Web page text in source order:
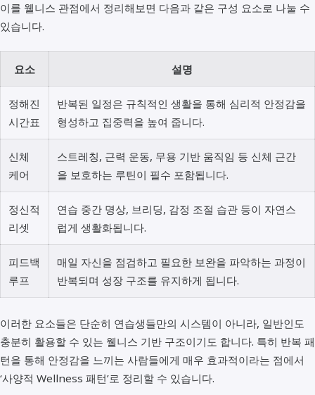
이를 웰니스 관점에서 정리해보면 다음과 같은 구성 요소로 나눌 수
있습니다.
요소 설명
정해진
시간표
반복된 일정은 규칙적인 생활을 통해 심리적 안정감을
형성하고 집중력을 높여 줍니다.
신체
케어
스트레칭, 근력 운동, 무용 기반 움직임 등 신체 근간
을 보호하는 루틴이 필수 포함됩니다.
정신적
리셋
연습 중간 명상, 브리딩, 감정 조절 습관 등이 자연스
럽게 생활화됩니다.
피드백
루프
매일 자신을 점검하고 필요한 보완을 파악하는 과정이
반복되며 성장 구조를 유지하게 됩니다.
이러한 요소들은 단순히 연습생들만의 시스템이 아니라, 일반인도
충분히 활용할 수 있는 웰니스 기반 구조이기도 합니다. 특히 반복 패
턴을 통해 안정감을 느끼는 사람들에게 매우 효과적이라는 점에서
‘사양적 Wellness 패턴’로 정리할 수 있습니다.